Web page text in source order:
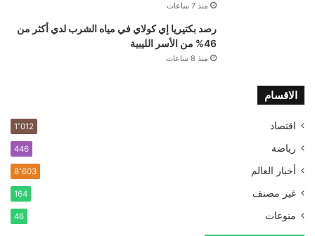
منذ 7 ساعات
رصد بكتيريا إي كولاي في مياه الشرب لدي أكثر من
46% من الأسر الليبية
منذ 8 ساعات
الاقسام
اقتصاد 1٬012
رياضة 446
أخبار العالم 8٬603
غير مصنف 164
منوعات 46